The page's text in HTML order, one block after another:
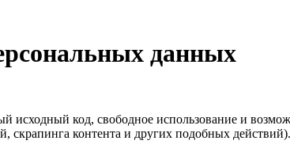
данных
исходный код, свободное использование и
скрапинга контента и других подобных действий).